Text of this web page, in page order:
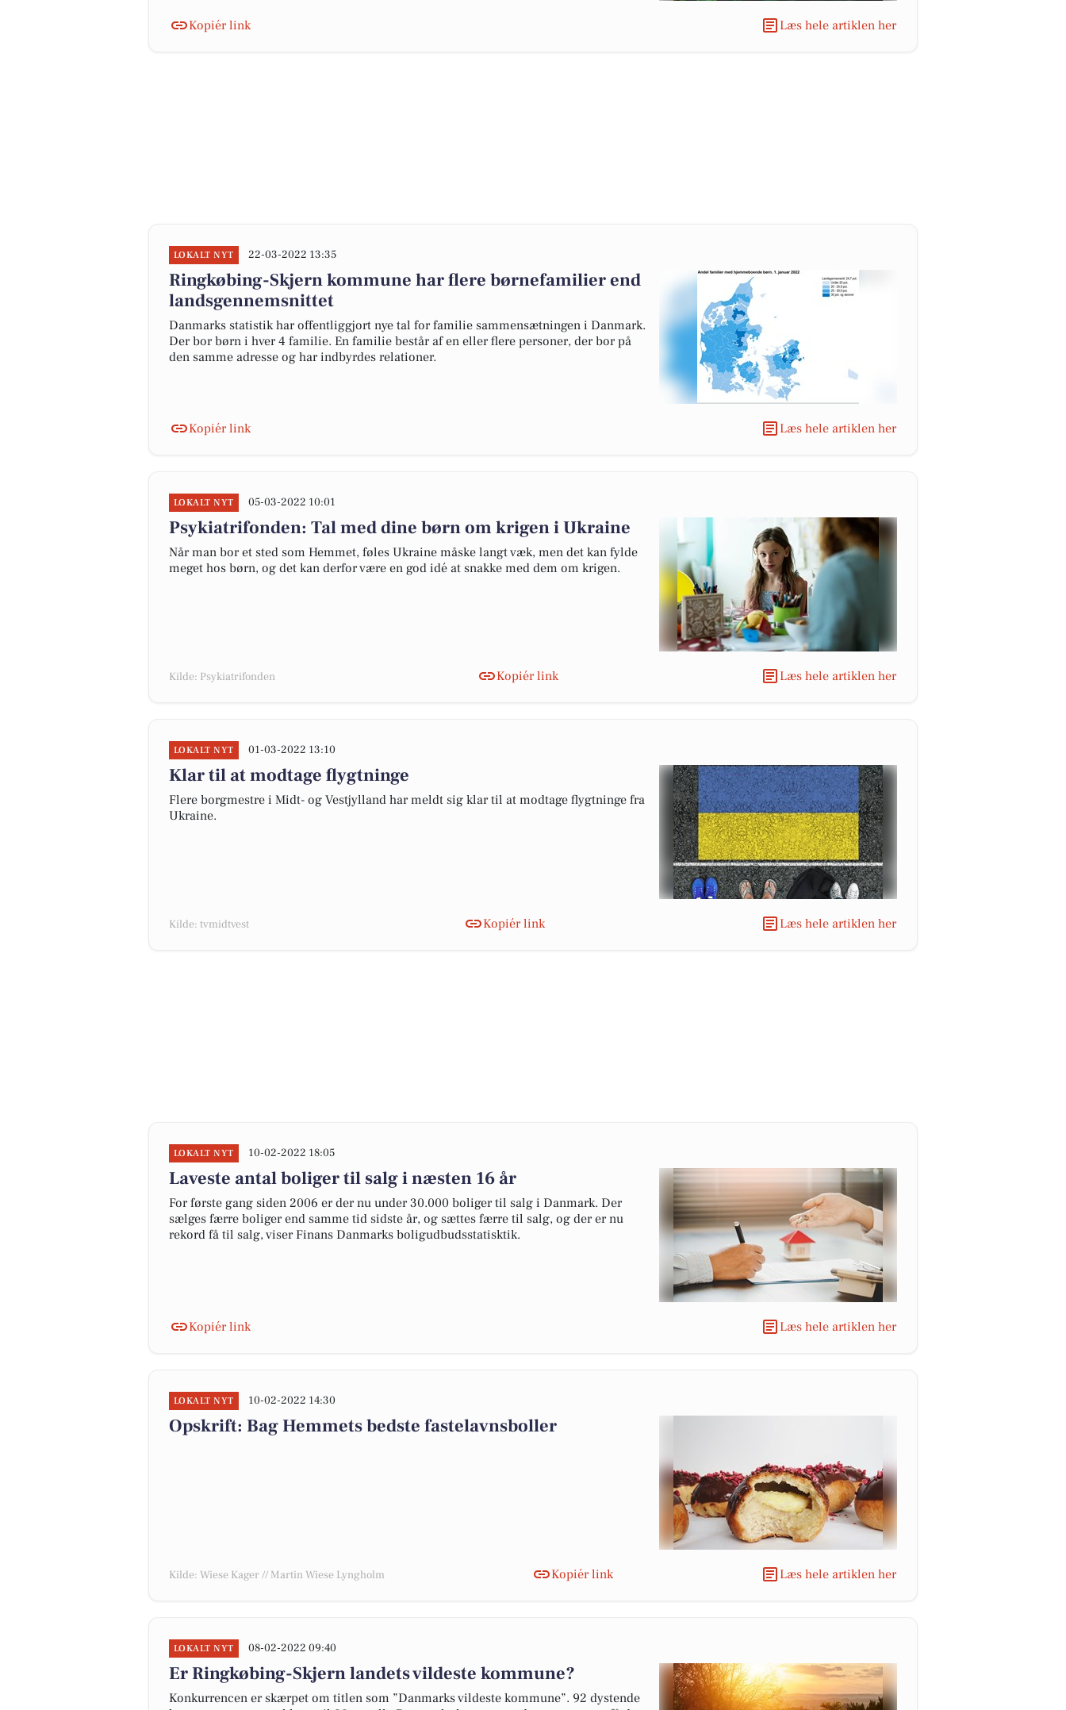
Kopiér link Læs hele artiklen her
LOKALT NYT 22-03-2022 13:35
Ringkøbing-Skjern kommune har flere børnefamilier end
landsgennemsnittet
Danmarks statistik har offentliggjort nye tal for familie sammensætningen i Danmark.
Der bor børn i hver 4 familie. En familie består af en eller flere personer, der bor på
den samme adresse og har indbyrdes relationer.
Kopiér link Læs hele artiklen her
LOKALT NYT 05-03-2022 10:01
Psykiatrifonden: Tal med dine børn om krigen i Ukraine
Når man bor et sted som Hemmet, føles Ukraine måske langt væk, men det kan fylde
meget hos børn, og det kan derfor være en god idé at snakke med dem om krigen.
Kilde: Psykiatrifonden Kopiér link Læs hele artiklen her
LOKALT NYT 01-03-2022 13:10
Klar til at modtage flygtninge
Flere borgmestre i Midt- og Vestjylland har meldt sig klar til at modtage flygtninge fra
Ukraine.
Kilde: tvmidtvest Kopiér link Læs hele artiklen her
LOKALT NYT 10-02-2022 18:05
Laveste antal boliger til salg i næsten 16 år
For første gang siden 2006 er der nu under 30.000 boliger til salg i Danmark. Der
sælges færre boliger end samme tid sidste år, og sættes færre til salg, og der er nu
rekord få til salg, viser Finans Danmarks boligudbudsstatisktik.
Kopiér link Læs hele artiklen her
LOKALT NYT 10-02-2022 14:30
Opskrift: Bag Hemmets bedste fastelavnsboller
Kilde: Wiese Kager // Martin Wiese Lyngholm Kopiér link Læs hele artiklen her
LOKALT NYT 08-02-2022 09:40
Er Ringkøbing-Skjern landets vildeste kommune?
Konkurrencen er skærpet om titlen som ”Danmarks vildeste kommune”. 92 dystende